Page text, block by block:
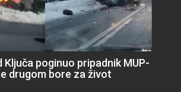
Ključa poginuo pripadnik MUP-
drugom bore za život